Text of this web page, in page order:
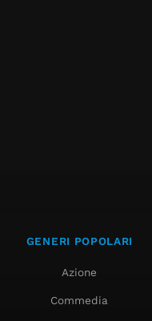
GENERI POPOLARI
Azione
Commedia